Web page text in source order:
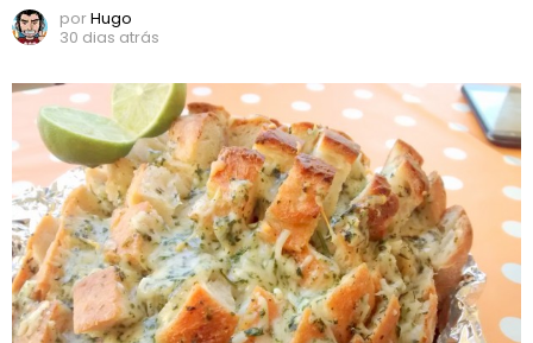
porHugo
30 dias atrás